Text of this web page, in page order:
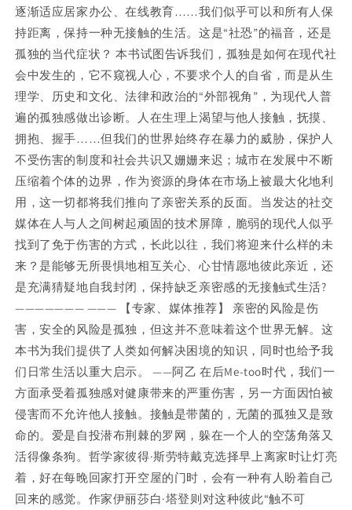
逐渐适应居家办公、在线教育……我们似乎可以和所有人保
持距离，保持一种无接触的生活。这是“社恐”的福音，还是
孤独的当代症状？ 本书试图告诉我们，孤独是如何在现代社
会中发生的，它不窥视人心，不要求个人的自省，而是从生
理学、历史和文化、法律和政治的“外部视角”，为现代人普
遍的孤独感做出诊断。人在生理上渴望与他人接触，抚摸、
拥抱、握手……但我们的世界始终存在暴力的威胁，保护人
不受伤害的制度和社会共识又姗姗来迟；城市在发展中不断
压缩着个体的边界，作为资源的身体在市场上被最大化地利
用，这一切都将我们推向了亲密关系的反面。当发达的社交
媒体在人与人之间树起顽固的技术屏障，脆弱的现代人似乎
找到了免于伤害的方式，长此以往，我们将迎来什么样的未
来？是能够无所畏惧地相互关心、心甘情愿地彼此亲近，还
是充满猜疑地自我封闭，保持缺乏亲密感的无接触式生活?
——————— ——— 【专家、媒体推荐】 亲密的风险是伤
害，安全的风险是孤独，但这并不意味着这个世界无解。这
本书为我们提供了人类如何解决困境的知识，同时也给予我
们日常生活以重大启示。 ——阿乙 在后Me-too时代，我们一
方面承受着孤独感对健康带来的严重伤害，另一方面因怕被
侵害而不允许他人接触。接触是带菌的，无菌的孤独又是致
命的。爱是自投潜布荆棘的罗网，躲在一个人的空荡角落又
活得像条狗。哲学家彼得·斯劳特戴克选择早上离家时让灯亮
着，好在每晚回家打开空屋的门时，会有一种有人盼着自己
回来的感觉。作家伊丽莎白·塔登则对这种彼此“触不可